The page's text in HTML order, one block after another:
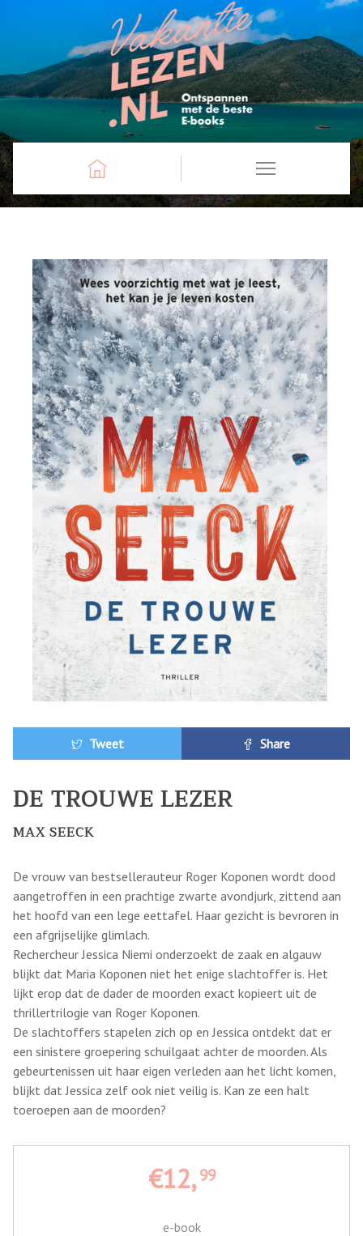
Tweet Share
DE TROUWE LEZER
MAX SEECK
De vrouw van bestsellerauteur Roger Koponen wordt dood
aangetroffen in een prachtige zwarte avondjurk, zittend aan
het hoofd van een lege eettafel. Haar gezicht is bevroren in
een afgrijselijke glimlach.
Rechercheur Jessica Niemi onderzoekt de zaak en algauw
blijkt dat Maria Koponen niet het enige slachtoffer is. Het
lijkt erop dat de dader de moorden exact kopieert uit de
thrillertrilogie van Roger Koponen.
De slachtoffers stapelen zich op en Jessica ontdekt dat er
een sinistere groepering schuilgaat achter de moorden. Als
gebeurtenissen uit haar eigen verleden aan het licht komen,
blijkt dat Jessica zelf ook niet veilig is. Kan ze een halt
toeroepen aan de moorden?
€12,99
e-book